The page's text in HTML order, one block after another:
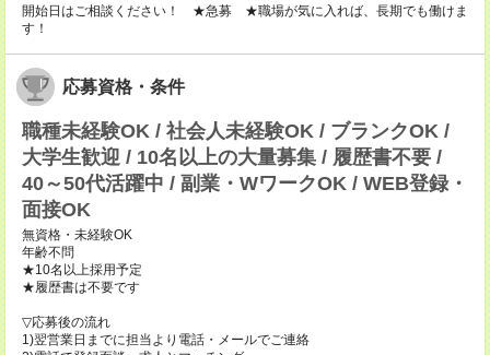
開始日はご相談ください！ ★急募 ★職場が気に入れば、長期でも働けま
す！
応募資格・条件
職種未経験OK / 社会人未経験OK / ブランクOK /
大学生歓迎 / 10名以上の大量募集 / 履歴書不要 /
40～50代活躍中 / 副業・WワークOK / WEB登録・
面接OK
無資格・未経験OK
年齢不問
★10名以上採用予定
★履歴書は不要です
▽応募後の流れ
1)翌営業日までに担当より電話・メールでご連絡